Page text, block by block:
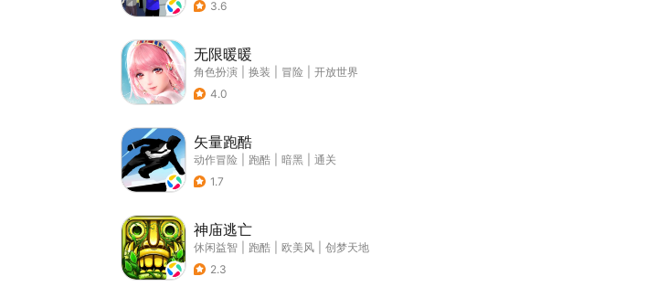
3.6
无限暖暖
角色扮演 换装 冒险
开放世界
4.0
矢量跑酷
动作冒险 跑酷 暗黑
通关
1.7
神庙逃亡
休闲益智 跑酷 欧美风
创梦天地
2.3